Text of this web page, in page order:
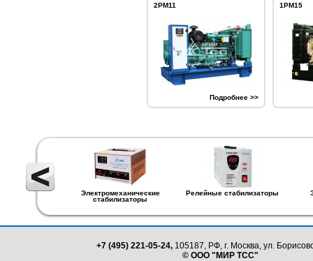
2РМ11
Подробнее >>
1РМ15
Электромеханические
стабилизаторы
Релейные стабилизаторы
+7 (495) 221-05-24, 105187, РФ, г. Москва, ул.
© ООО "МИР ТСС"